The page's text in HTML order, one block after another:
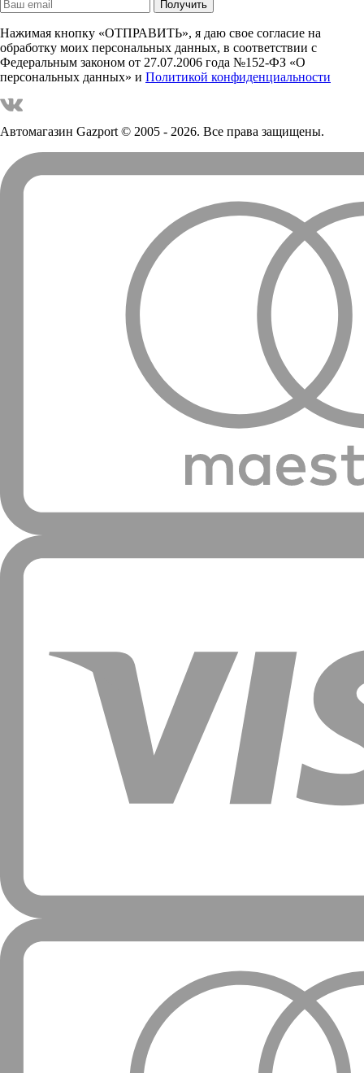
Нажимая кнопку «ОТПРАВИТЬ», я даю свое согласие на
обработку моих персональных данных, в соответствии с
Федеральным законом от 27.07.2006 года №152-ФЗ «О
персональных данных» и Политикой конфиденциальности
Автомагазин Gazport© 2005 - 2026. Все права защищены.